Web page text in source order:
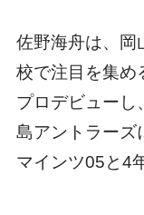
佐野海舟は、岡
校で注目を集め
プロデビューし
島アントラーズ
マインツ05と4